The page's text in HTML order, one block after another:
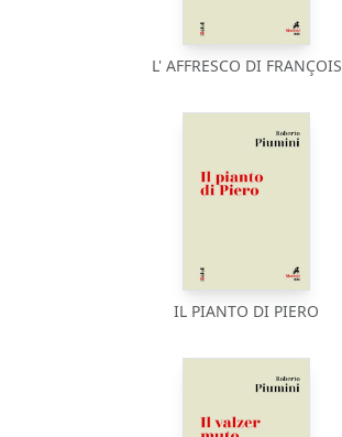
L' AFFRESCO DI FRANÇOIS
IL PIANTO DI PIERO